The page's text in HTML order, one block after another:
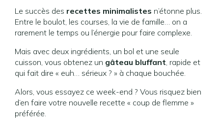
Le succès des recettes minimalistes n’étonne plus.
Entre le boulot, les courses, la vie de famille… on a
rarement le temps ou l’énergie pour faire complexe.
Mais avec deux ingrédients, un bol et une seule
cuisson, vous obtenez un gâteau bluffant, rapide et
qui fait dire « euh… sérieux ? » à chaque bouchée.
Alors, vous essayez ce week-end ? Vous risquez bien
d’en faire votre nouvelle recette « coup de flemme »
préférée.